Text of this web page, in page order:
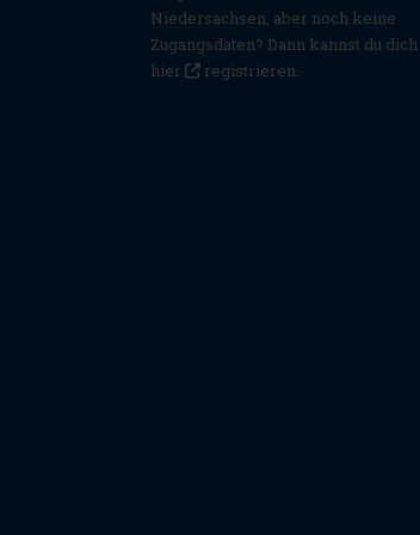
Niedersachsen, aber noch keine
Zugangsdaten? Dann kannst du dich
hier
registrieren.